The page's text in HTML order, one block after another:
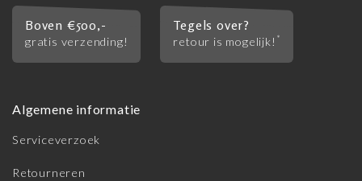
Boven €500,-
gratis verzending!
Tegels over?
retour is mogelijk! *
Algemene informatie
Serviceverzoek
Retourneren